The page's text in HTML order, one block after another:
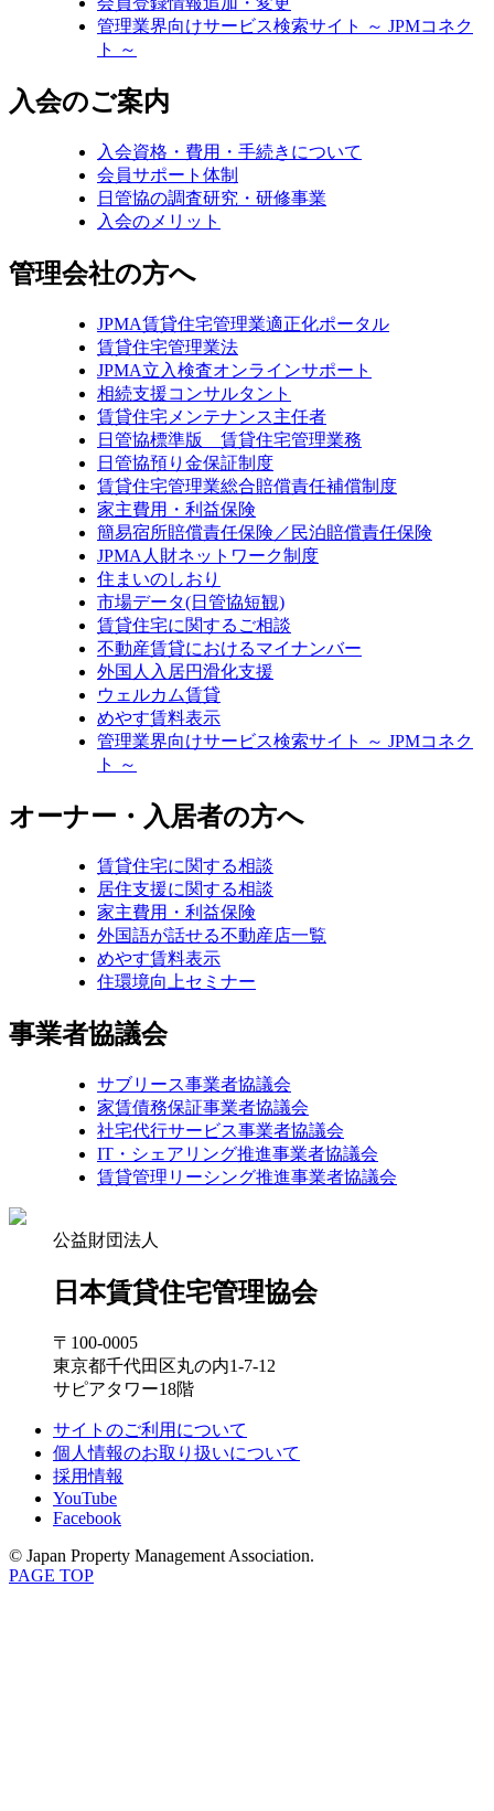
管理業界向けサービス検索サイト ～ JPMコネク
ト ～
入会のご案内
入会資格・費用・手続きについて
会員サポート体制
日管協の調査研究・研修事業
入会のメリット
管理会社の方へ
JPMA賃貸住宅管理業適正化ポータル
賃貸住宅管理業法
JPMA立入検査オンラインサポート
相続支援コンサルタント
賃貸住宅メンテナンス主任者
日管協標準版 賃貸住宅管理業務
日管協預り金保証制度
賃貸住宅管理業総合賠償責任補償制度
家主費用・利益保険
簡易宿所賠償責任保険／民泊賠償責任保険
JPMA人財ネットワーク制度
住まいのしおり
市場データ(日管協短観)
賃貸住宅に関するご相談
不動産賃貸におけるマイナンバー
外国人入居円滑化支援
ウェルカム賃貸
めやす賃料表示
管理業界向けサービス検索サイト ～ JPMコネク
ト ～
オーナー・入居者の方へ
賃貸住宅に関する相談
居住支援に関する相談
家主費用・利益保険
外国語が話せる不動産店一覧
めやす賃料表示
住環境向上セミナー
事業者協議会
サブリース事業者協議会
家賃債務保証事業者協議会
社宅代行サービス事業者協議会
IT・シェアリング推進事業者協議会
賃貸管理リーシング推進事業者協議会
公益財団法人
日本賃貸住宅管理協会
〒100-0005
東京都千代田区丸の内1-7-12
サピアタワー18階
サイトのご利用について
個人情報のお取り扱いについて
採用情報
YouTube
Facebook
© Japan Property Management Association.
PAGE TOP